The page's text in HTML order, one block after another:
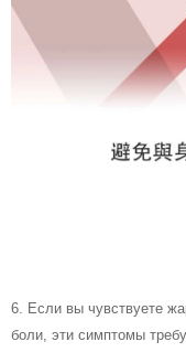
6. Если вы чувствуете
боли, эти симптомы